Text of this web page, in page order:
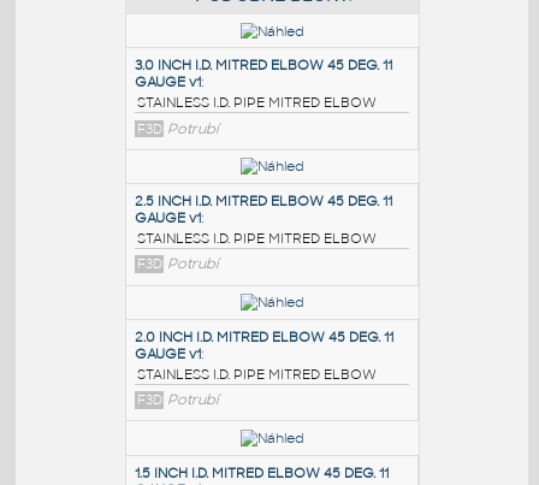
PODOBNÉ BLOKY:
3.0 INCH I.D. MITRED ELBOW 45 DEG. 11
GAUGE v1:
STAINLESS I.D. PIPE MITRED ELBOW
F3D Potrubí
2.5 INCH I.D. MITRED ELBOW 45 DEG. 11
STAINLESS I.D. PIPE MITRED ELBOW